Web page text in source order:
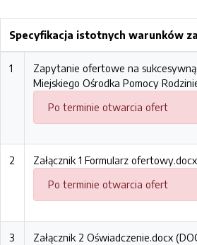
Specyfikacja istotnych warunków
1
Zapytanie ofertowe na
Miejskiego Ośrodka Pomocy
Po terminie otwarcia ofert
2
Załącznik 1 Formularz
Po terminie otwarcia ofert
3
Załącznik 2 Oświadczenie.docx